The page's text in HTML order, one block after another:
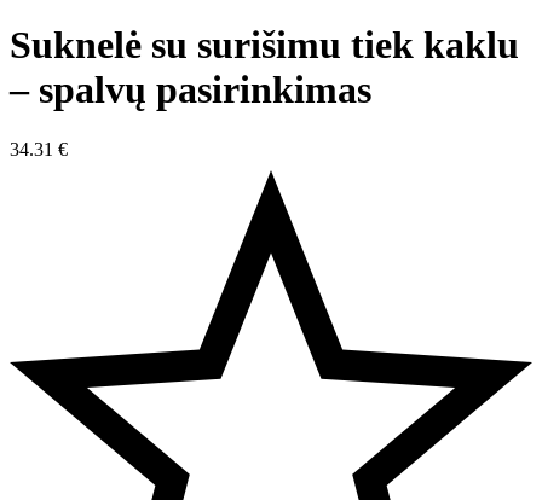
Suknelė su surišimu tiek kaklu
– spalvų pasirinkimas
34.31 €